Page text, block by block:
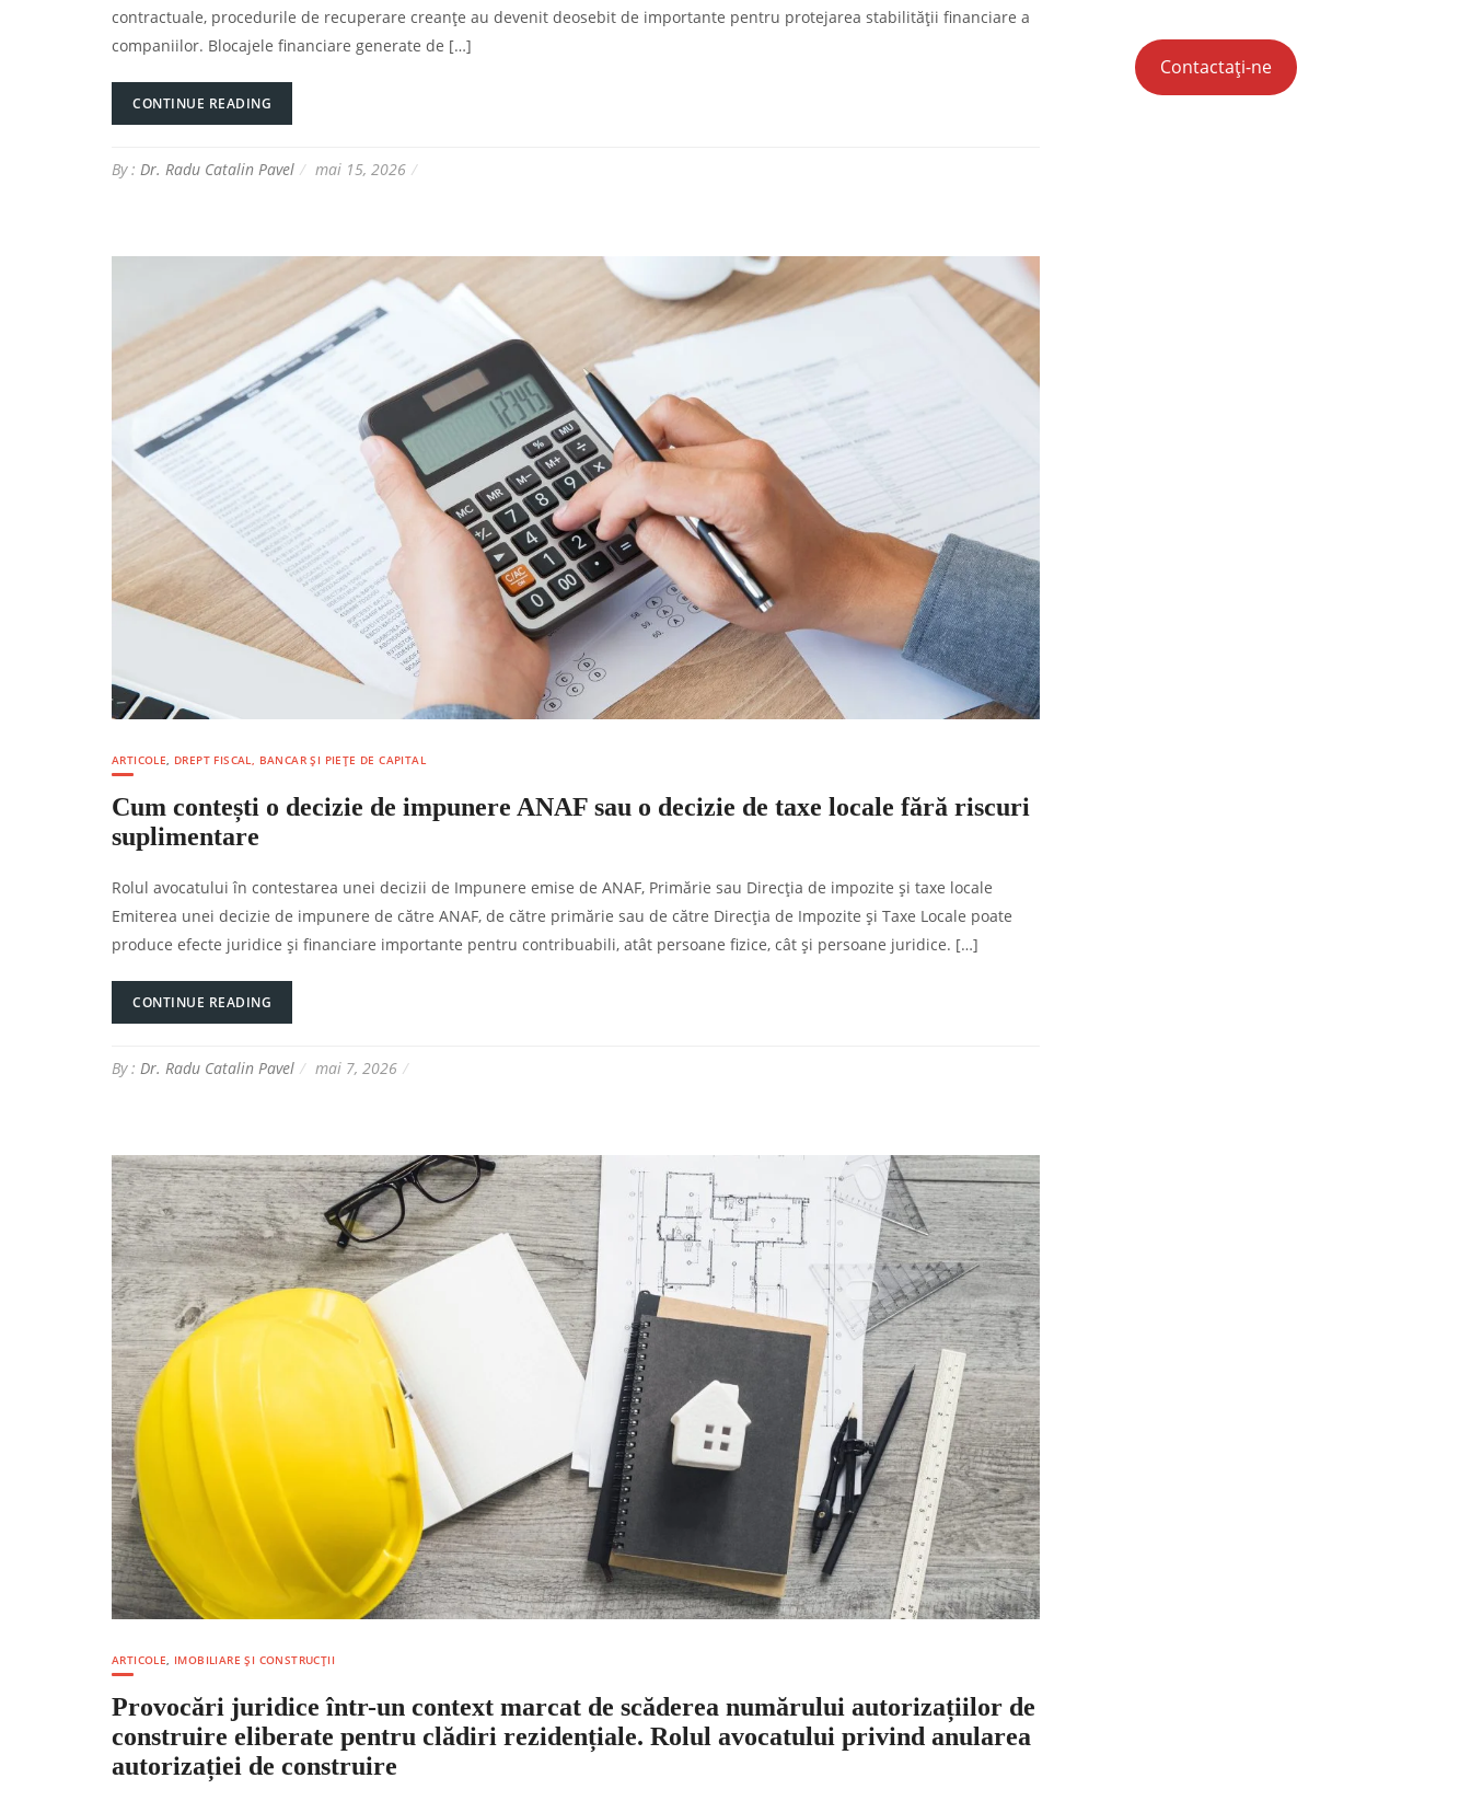
contractuale, procedurile de recuperare creanțe au devenit deosebit de importante pentru protejarea stabilității financiare a
companiilor. Blocajele financiare generate de […]
CONTINUE READING
By : Dr. Radu Catalin Pavel mai 15, 2026
ARTICOLE, DREPT FISCAL, BANCAR ȘI PIEȚE DE CAPITAL
Cum contești o decizie de impunere ANAF sau o decizie de taxe locale fără riscuri
suplimentare
Rolul avocatului în contestarea unei decizii de Impunere emise de ANAF, Primărie sau Direcția de impozite și taxe locale
Emiterea unei decizie de impunere de către ANAF, de către primărie sau de către Direcția de Impozite și Taxe Locale poate
produce efecte juridice și financiare importante pentru contribuabili, atât persoane fizice, cât și persoane juridice. […]
CONTINUE READING
By : Dr. Radu Catalin Pavel mai 7, 2026
ARTICOLE, IMOBILIARE ȘI CONSTRUCȚII
Provocări juridice într-un context marcat de scăderea numărului autorizațiilor de
construire eliberate pentru clădiri rezidențiale. Rolul avocatului privind anularea
autorizației de construire
Contactați-ne